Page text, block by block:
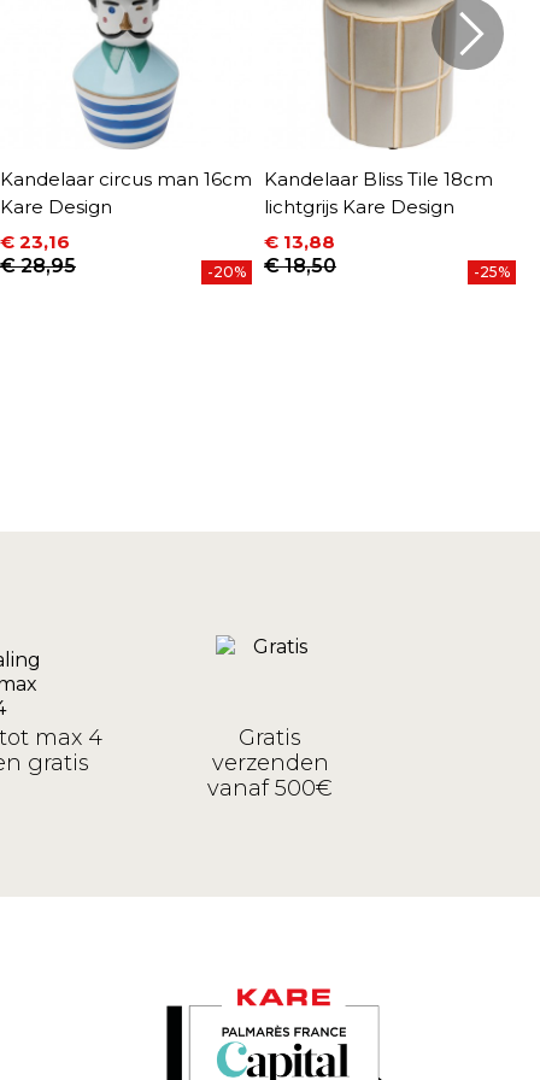
Kandelaar circus man 16cm
Kare Design
Prijs
€ 23,16
Normale prijs
€ 28,95 -20%
Kandelaar Bliss Tile 18cm
lichtgrijs Kare Design
Prijs
€ 13,88
Normale prijs
€ 18,50 -25%
max 4
gratis
Gratis
verzenden
vanaf 500€